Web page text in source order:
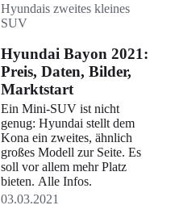
Hyundais zweites kleines
SUV
Hyundai Bayon 2021:
Preis, Daten, Bilder,
Marktstart
Ein Mini-SUV ist nicht
genug: Hyundai stellt dem
Kona ein zweites, ähnlich
großes Modell zur Seite. Es
soll vor allem mehr Platz
bieten. Alle Infos.
03.03.2021